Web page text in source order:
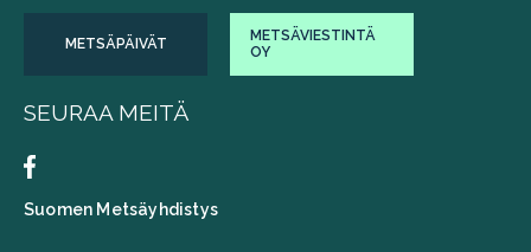
METSÄPÄIVÄT
METSÄVIESTINTÄ
OY
SEURAA MEITÄ
Suomen Metsäyhdistys